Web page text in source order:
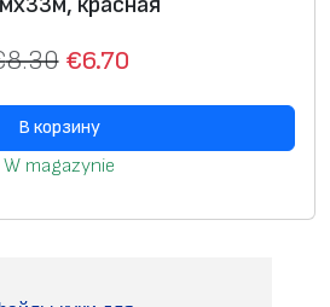
8.30 €6.70
В корзину
W magazynie